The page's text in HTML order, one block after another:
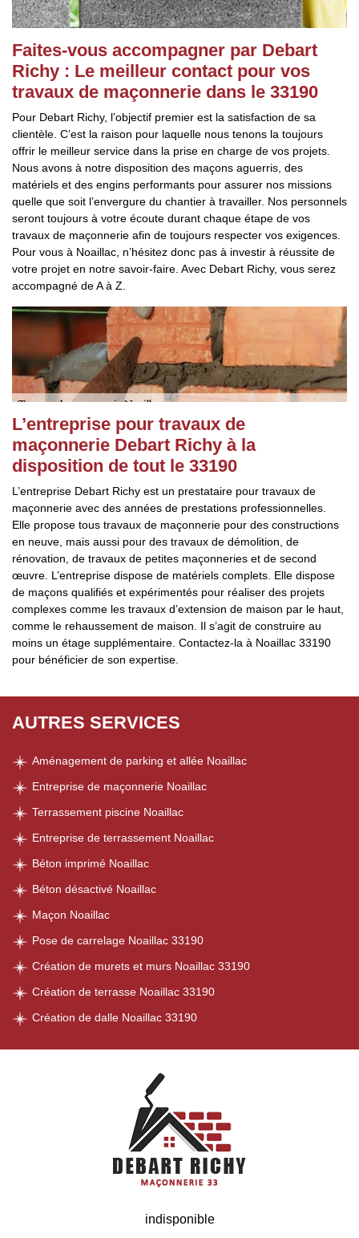
Faites-vous accompagner par Debart
Richy : Le meilleur contact pour vos
travaux de maçonnerie dans le 33190
Pour Debart Richy, l’objectif premier est la satisfaction de sa
clientèle. C’est la raison pour laquelle nous tenons la toujours
offrir le meilleur service dans la prise en charge de vos projets.
Nous avons à notre disposition des maçons aguerris, des
matériels et des engins performants pour assurer nos missions
quelle que soit l’envergure du chantier à travailler. Nos personnels
seront toujours à votre écoute durant chaque étape de vos
travaux de maçonnerie afin de toujours respecter vos exigences.
Pour vous à Noaillac, n’hésitez donc pas à investir à réussite de
votre projet en notre savoir-faire. Avec Debart Richy, vous serez
accompagné de A à Z.
L’entreprise pour travaux de
maçonnerie Debart Richy à la
disposition de tout le 33190
L’entreprise Debart Richy est un prestataire pour travaux de
maçonnerie avec des années de prestations professionnelles.
Elle propose tous travaux de maçonnerie pour des constructions
en neuve, mais aussi pour des travaux de démolition, de
rénovation, de travaux de petites maçonneries et de second
œuvre. L’entreprise dispose de matériels complets. Elle dispose
de maçons qualifiés et expérimentés pour réaliser des projets
complexes comme les travaux d’extension de maison par le haut,
comme le rehaussement de maison. Il s’agit de construire au
moins un étage supplémentaire. Contactez-la à Noaillac 33190
pour bénéficier de son expertise.
AUTRES SERVICES
Aménagement de parking et allée Noaillac
Entreprise de maçonnerie Noaillac
Terrassement piscine Noaillac
Entreprise de terrassement Noaillac
Béton imprimé Noaillac
Béton désactivé Noaillac
Maçon Noaillac
Pose de carrelage Noaillac 33190
Création de murets et murs Noaillac 33190
Création de terrasse Noaillac 33190
Création de dalle Noaillac 33190
indisponible